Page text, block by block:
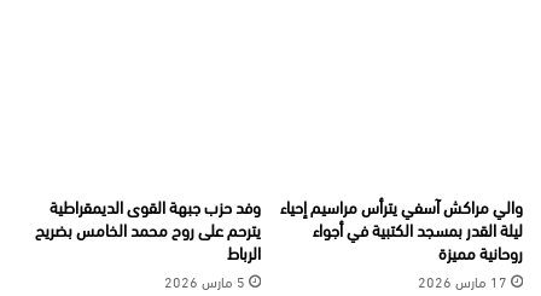
والي مراكش آسفي يترأس مراسيم إحياء
ليلة القدر بمسجد الكتبية في أجواء
روحانية مميزة
17 مارس 2026
وفد حزب جبهة القوى الديمقراطية
يترحم على روح محمد الخامس بضريح
الرباط
5 مارس 2026